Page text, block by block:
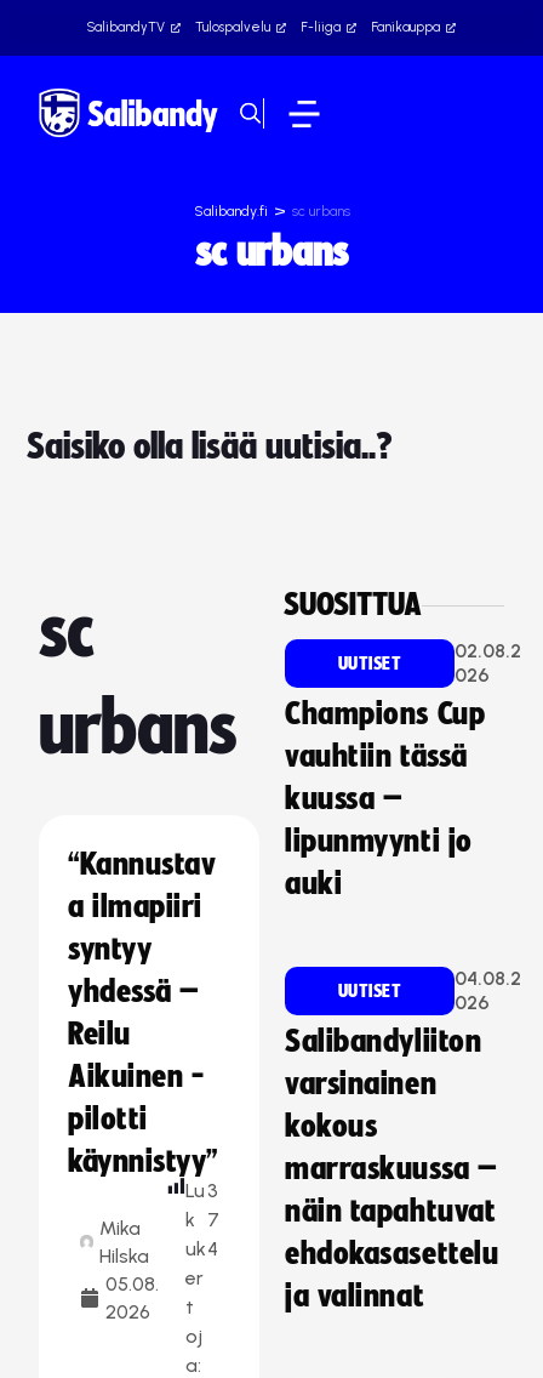
SalibandyTV Tulospalvelu F-liiga Fanikauppa
Salibandy.fi > sc urbans
sc urbans
Saisiko olla lisää uutisia..?
sc
urbans
“Kannustav
a ilmapiiri
syntyy
yhdessä –
Reilu
Aikuinen -
pilotti
käynnistyy”
Mika
Hilska
05.08.
2026
Lu
k
uk
er
t
oj
a:
3
7
4
SUOSITTUA
UUTISET
02.08.2
026
Champions Cup
vauhtiin tässä
kuussa –
lipunmyynti jo
auki
UUTISET
04.08.2
026
Salibandyliiton
varsinainen
kokous
marraskuussa –
näin tapahtuvat
ehdokasasettelu
ja valinnat